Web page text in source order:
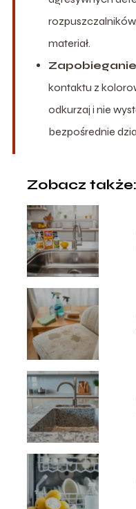
materiał.
kontaktu z
odkurzaj i nie
bezpośrednie
Zobacz także: